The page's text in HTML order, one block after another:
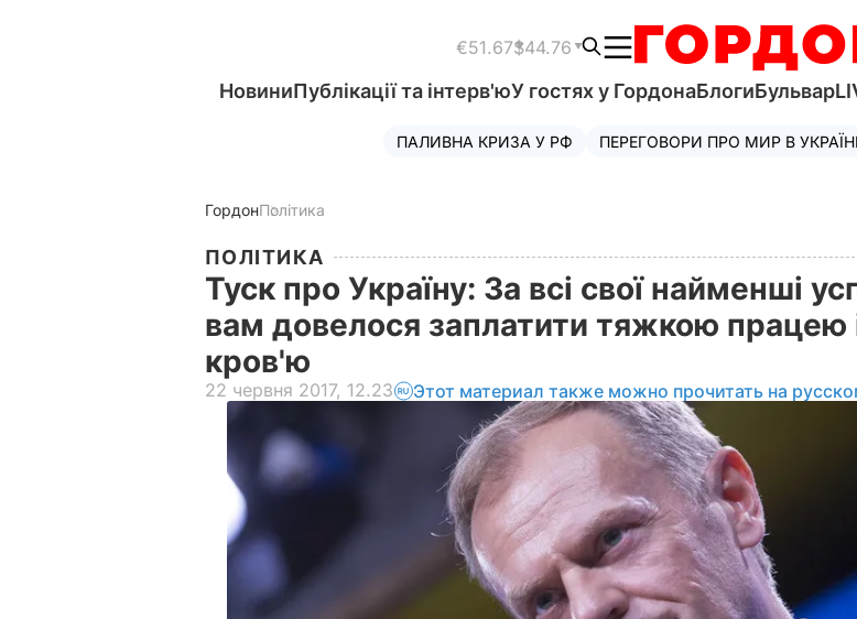
€51.67$44.76
НовиниПублікації та інтерв'юУ гостях у ГордонаБлогиБульвар
ПАЛИВНА КРИЗА У РФ ПЕРЕГОВОРИ ПРО МИР В УКРАЇНІ
ГордонПолітика
ПОЛІТИКА
Туск про Україну: За всі свої найменші
вам довелося заплатити тяжкою працею
кров'ю
22 червня 2017, 12.23 Этот материал также можно прочитать на